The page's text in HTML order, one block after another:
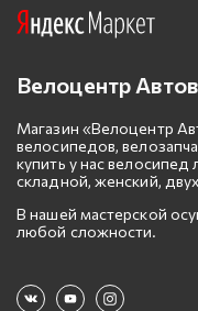
Велоцентр
Магазин «Велоцентр
велосипедов,
купить у нас
складной, женский,
В нашей мастерской
любой сложности.